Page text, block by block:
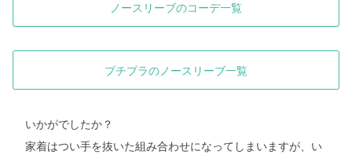
ノースリーブのコーデ一覧
プチプラのノースリーブ一覧
いかがでしたか？
家着はつい手を抜いた組み合わせになってしまいますが、い